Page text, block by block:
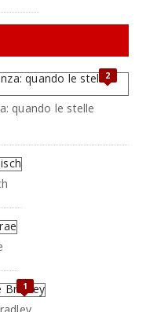
2
quando le stelle
1